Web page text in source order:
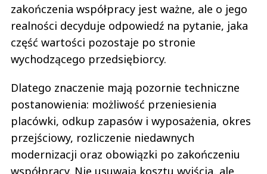
zakończenia współpracy jest ważne, ale o jego
realności decyduje odpowiedź na pytanie, jaka
część wartości pozostaje po stronie
wychodzącego przedsiębiorcy.
Dlatego znaczenie mają pozornie techniczne
postanowienia: możliwość przeniesienia
placówki, odkup zapasów i wyposażenia, okres
przejściowy, rozliczenie niedawnych
modernizacji oraz obowiązki po zakończeniu
współpracy. Nie usuwają kosztu wyjścia, ale